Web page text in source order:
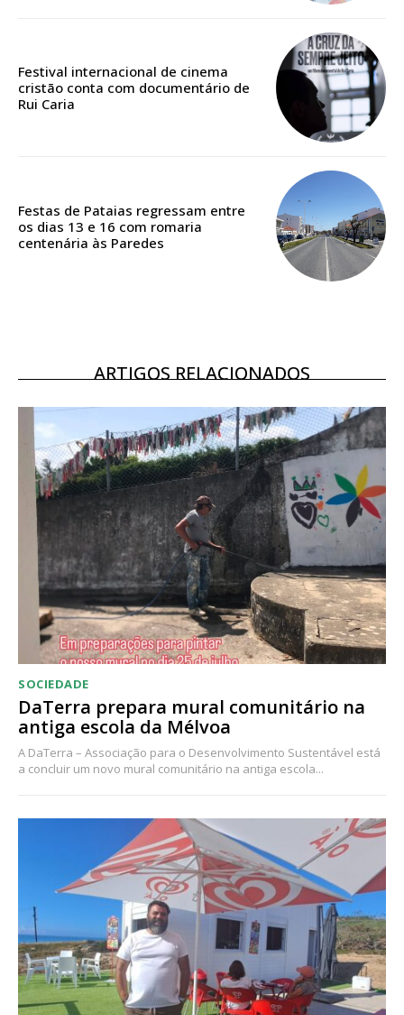
Acesso ao conteúdo online
Acesso aos conteúdos Exclusivos para
assinantes
Acesso ao conteúdo online
Acesso aos conteúdos Exclusivos para
assinantes
Ofertas para assinatura anual
Escolha o plano
Festival internacional de cinema
cristão conta com documentário de
Rui Caria
Festas de Pataias regressam entre
os dias 13 e 16 com romaria
centenária às Paredes
ARTIGOS RELACIONADOS
SOCIEDADE
DaTerra prepara mural comunitário na
antiga escola da Mélvoa
A DaTerra – Associação para o Desenvolvimento Sustentável está
a concluir um novo mural comunitário na antiga escola...